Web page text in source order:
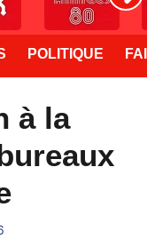
POLITIQUE
à la